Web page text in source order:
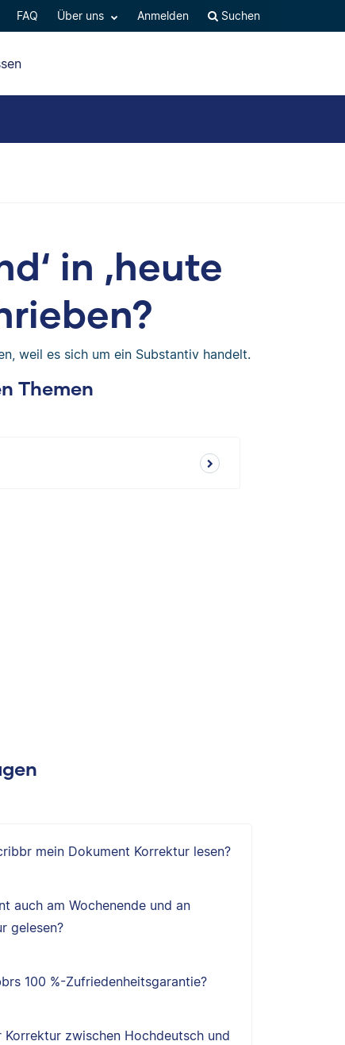
FAQ Über uns Anmelden Suchen
in ‚heute
weil es sich um ein Substantiv handelt.
Themen
mein Dokument Korrektur lesen?
auch am Wochenende und an
gelesen?
100 %-Zufriedenheitsgarantie?
Korrektur zwischen Hochdeutsch und